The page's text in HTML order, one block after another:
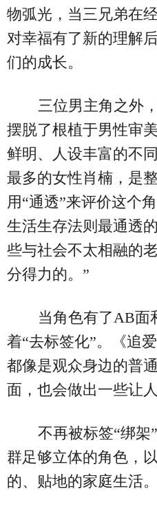
物弧光，当三兄弟在
对幸福有了新的理解
们的成长。
三位男主角之外
摆脱了根植于男性审
鲜明、人设丰富的不
最多的女性肖楠，是
用“通透”来评价这个
生活生存法则最通透
些与社会不太相融的
分得力的。”
当角色有了AB面
着“去标签化”。《追
都像是观众身边的普
面，也会做出一些让
不再被标签“绑架
群足够立体的角色，
的、贴地的家庭生活。